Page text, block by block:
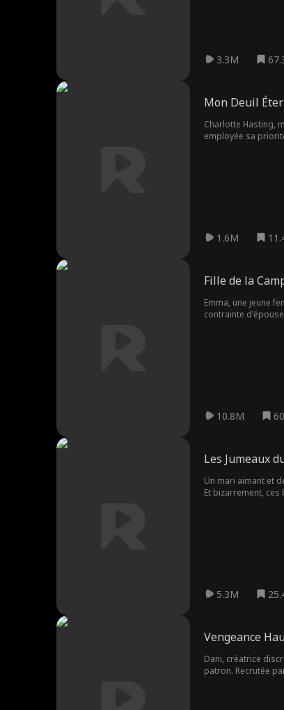
3.3M
Mon Deuil
Charlotte Hasting,
employée sa
1.6M
Fille de la
Emma, une jeune
contrainte
10.8M
Les Jumeaux
Un mari aimant et
Et bizarrement,
5.3M
Vengeance
Dani, créatrice
patron. Recrutée